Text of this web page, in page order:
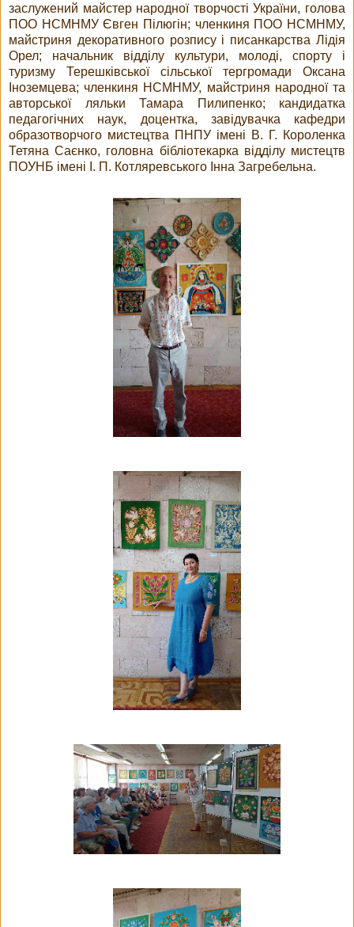
заслужений майстер народної творчості України, голова
ПОО НСМНМУ Євген Пілюгін; членкиня ПОО НСМНМУ,
майстриня декоративного розпису і писанкарства Лідія
Орел; начальник відділу культури, молоді, спорту і
туризму Терешківської сільської тергромади Оксана
Іноземцева; членкиня НСМНМУ, майстриня народної та
авторської ляльки Тамара Пилипенко; кандидатка
педагогічних наук, доцентка, завідувачка кафедри
образотворчого мистецтва ПНПУ імені В. Г. Короленка
Тетяна Саєнко, головна бібліотекарка відділу мистецтв
ПОУНБ імені І. П. Котляревського Інна Загребельна.